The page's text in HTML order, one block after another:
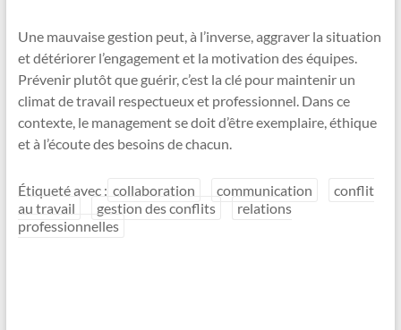
Une mauvaise gestion peut, à l’inverse, aggraver la situation
et détériorer l’engagement et la motivation des équipes.
Prévenir plutôt que guérir, c’est la clé pour maintenir un
climat de travail respectueux et professionnel. Dans ce
contexte, le management se doit d’être exemplaire, éthique
et à l’écoute des besoins de chacun.
Étiqueté avec : collaboration communication
conflit
au travail
gestion des conflits
relations
professionnelles